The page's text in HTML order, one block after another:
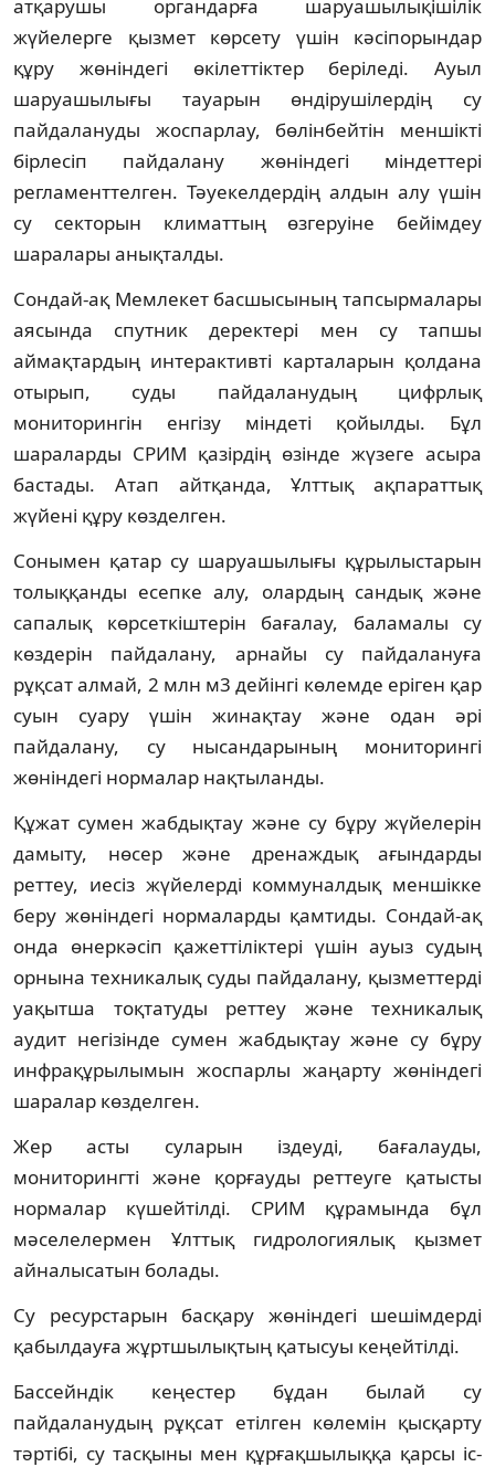
атқарушы органдарға шаруашылықішілік
жүйелерге қызмет көрсету үшін кәсіпорындар
құру жөніндегі өкілеттіктер беріледі. Ауыл
шаруашылығы тауарын өндірушілердің су
пайдалануды жоспарлау, бөлінбейтін меншікті
бірлесіп пайдалану жөніндегі міндеттері
регламенттелген. Тәуекелдердің алдын алу үшін
су секторын климаттың өзгеруіне бейімдеу
шаралары анықталды.
Сондай-ақ Мемлекет басшысының тапсырмалары
аясында спутник деректері мен су тапшы
аймақтардың интерактивті карталарын қолдана
отырып, суды пайдаланудың цифрлық
мониторингін енгізу міндеті қойылды. Бұл
шараларды СРИМ қазірдің өзінде жүзеге асыра
бастады. Атап айтқанда, Ұлттық ақпараттық
жүйені құру көзделген.
Сонымен қатар су шаруашылығы құрылыстарын
толыққанды есепке алу, олардың сандық және
сапалық көрсеткіштерін бағалау, баламалы су
көздерін пайдалану, арнайы су пайдалануға
рұқсат алмай, 2 млн м3 дейінгі көлемде еріген қар
суын суару үшін жинақтау және одан әрі
пайдалану, су нысандарының мониторингі
жөніндегі нормалар нақтыланды.
Құжат сумен жабдықтау және су бұру жүйелерін
дамыту, нөсер және дренаждық ағындарды
реттеу, иесіз жүйелерді коммуналдық меншікке
беру жөніндегі нормаларды қамтиды. Сондай-ақ
онда өнеркәсіп қажеттіліктері үшін ауыз судың
орнына техникалық суды пайдалану, қызметтерді
уақытша тоқтатуды реттеу және техникалық
аудит негізінде сумен жабдықтау және су бұру
инфрақұрылымын жоспарлы жаңарту жөніндегі
шаралар көзделген.
Жер асты суларын іздеуді, бағалауды,
мониторингті және қорғауды реттеуге қатысты
нормалар күшейтілді. СРИМ құрамында бұл
мәселелермен Ұлттық гидрологиялық қызмет
айналысатын болады.
Су ресурстарын басқару жөніндегі шешімдерді
қабылдауға жұртшылықтың қатысуы кеңейтілді.
Бассейндік кеңестер бұдан былай су
пайдаланудың рұқсат етілген көлемін қысқарту
тәртібі, су тасқыны мен құрғақшылыққа қарсы іс-